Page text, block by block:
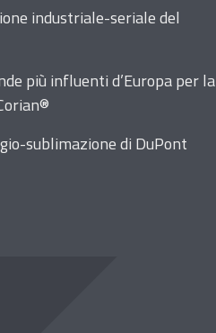
industriale-seriale del
più influenti d’Europa per la
sublimazione di DuPont